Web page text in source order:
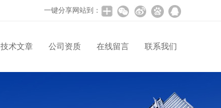
一键分享网站到：
技术文章 公司资质 在线留言 联系我们